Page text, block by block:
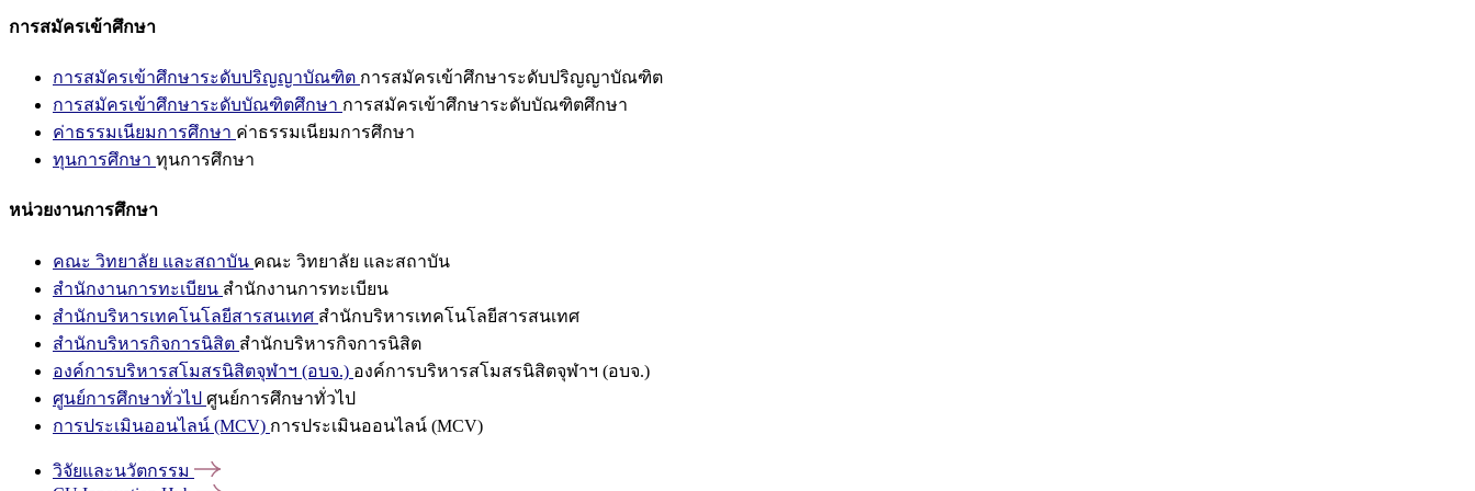
การสมัครเข้าศึกษา
การสมัครเข้าศึกษาระดับปริญญาบัณฑิต การสมัครเข้าศึกษาระดับปริญญาบัณฑิต
การสมัครเข้าศึกษาระดับบัณฑิตศึกษา การสมัครเข้าศึกษาระดับบัณฑิตศึกษา
ค่าธรรมเนียมการศึกษา ค่าธรรมเนียมการศึกษา
ทุนการศึกษา ทุนการศึกษา
หน่วยงานการศึกษา
คณะ วิทยาลัย และสถาบัน คณะ วิทยาลัย และสถาบัน
สำนักงานการทะเบียน สำนักงานการทะเบียน
สำนักบริหารเทคโนโลยีสารสนเทศ สำนักบริหารเทคโนโลยีสารสนเทศ
สำนักบริหารกิจการนิสิต สำนักบริหารกิจการนิสิต
องค์การบริหารสโมสรนิสิตจุฬาฯ (อบจ.) องค์การบริหารสโมสรนิสิตจุฬาฯ (อบจ.)
ศูนย์การศึกษาทั่วไป ศูนย์การศึกษาทั่วไป
การประเมินออนไลน์ (MCV) การประเมินออนไลน์ (MCV)
วิจัยและนวัตกรรม